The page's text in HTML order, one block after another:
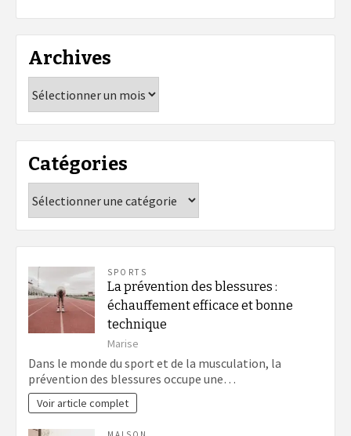
Archives
Catégories
SPORTS
La prévention des blessures :
échauffement efficace et bonne
technique
Marise
Dans le monde du sport et de la musculation, la
prévention des blessures occupe une…
Voir article complet